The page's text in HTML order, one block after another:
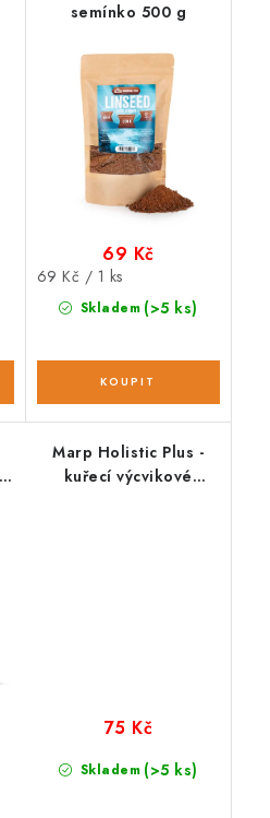
semínko 500 g
Skladem (>5 ks)
69 Kč
Měrná
cena:
69 Kč / 1 ks
Marp Holistic Plus -
kuřecí výcvikové
Skladem (>5 ks)
75 Kč